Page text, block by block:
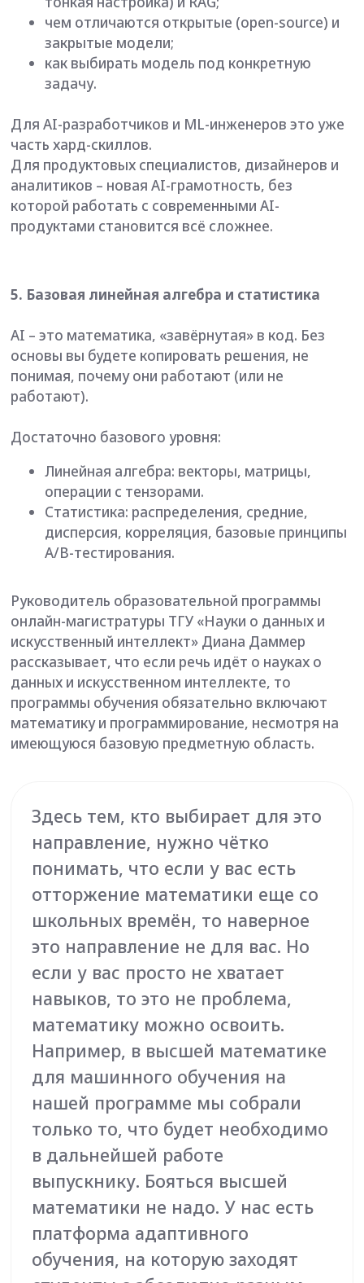
понимая, почему они работают (или не
работают).
Достаточно базового уровня:
Линейная алгебра: векторы, матрицы,
операции с тензорами.
Статистика: распределения, средние,
дисперсия, корреляция, базовые принципы
A/B-тестирования.
Руководитель образовательной программы
онлайн-магистратуры ТГУ «Науки о данных и
данных и искусственном интеллекте, то
математику и программирование, несмотря на
имеющуюся базовую предметную область.
направление, нужно чётко
понимать, что если у вас есть
отторжение математики еще со
школьных времён, то наверное
это направление не для вас. Но
если у вас просто не хватает
навыков, то это не проблема,
математику можно освоить.
Например, в высшей математике
для машинного обучения на
нашей программе мы собрали
только то, что будет необходимо
в дальнейшей работе
платформа адаптивного
обучения, на которую заходят
студенты с абсолютно разным
уровнем подготовки. Есть те, кто
пришёл в науки о данных из
медицинских или экономических
вузов, есть специалисты из ИТ, с
механико-математических
специальностей. Математику
изучают (или повторяют) и те и
другие.
Диана Даммер
Руководитель образовательной
программы онлайн-магистратуры
ТГУ «Науки о данных и
искусственный интеллект»
Софт-скиллы: почему они
часто важнее хардов